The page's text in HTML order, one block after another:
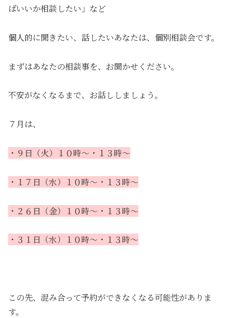
ばいいか相談したい」など
個人的に聞きたい、話したいあなたは、個別相談会です。
まずはあなたの相談事を、お聞かせください。
不安がなくなるまで、お話ししましょう。
７月は、
・９日（火）１０時～・１３時～
・１７日（水）１０時～・１３時～
・２６日（金）１０時～・１３時～
・３１日（水）１０時～・１３時～
この先、混み合って予約ができなくなる可能性がありま
す。